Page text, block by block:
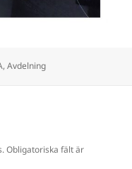
,Avdelning
Obligatoriska fält är